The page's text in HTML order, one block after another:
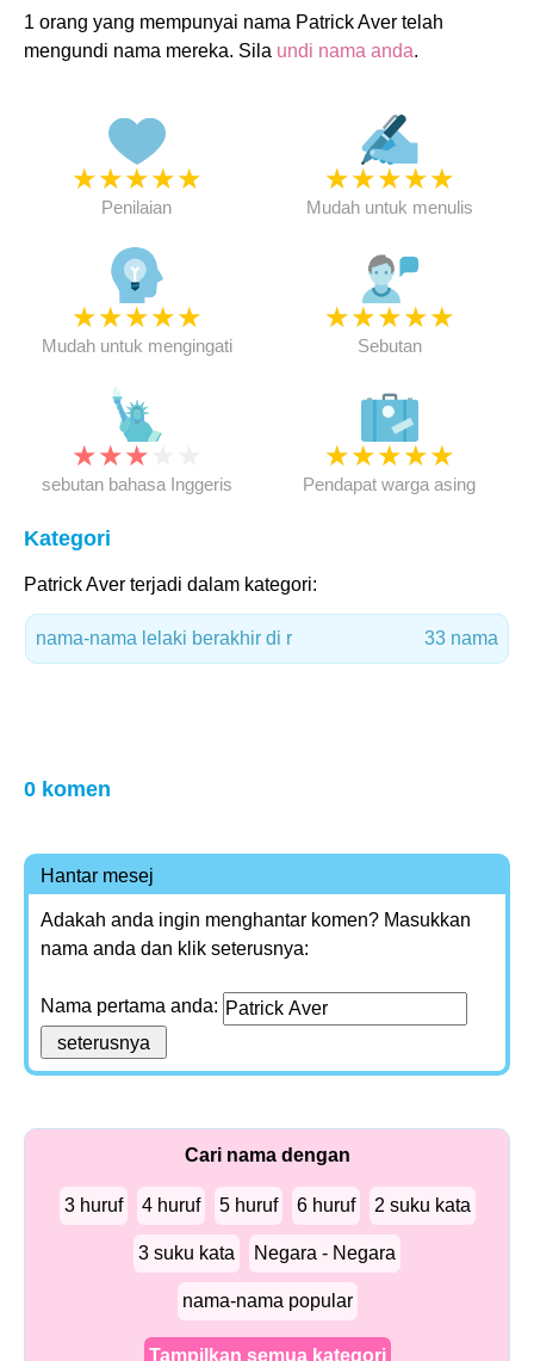
1 orang yang mempunyai nama Patrick Aver telah
mengundi nama mereka. Sila undi nama anda.
★★★★★
Penilaian
★★★★★
Mudah untuk menulis
★★★★★
Mudah untuk mengingati
★★★★★
Sebutan
★★★
sebutan bahasa Inggeris
★★★★★
Pendapat warga asing
Kategori
Patrick Aver terjadi dalam kategori:
nama-nama lelaki berakhir di r 33 nama
0 komen
Hantar mesej
Adakah anda ingin menghantar komen? Masukkan
nama anda dan klik seterusnya:
Nama pertama anda:
Cari nama dengan
3 huruf 4 huruf 5 huruf 6 huruf 2 suku kata
3 suku kata Negara - Negara
nama-nama popular
Tampilkan semua kategori